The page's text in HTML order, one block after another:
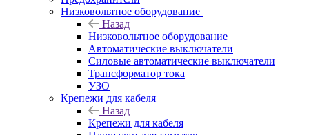
Низковольтное оборудование
Назад
Низковольтное оборудование
Автоматические выключатели
Силовые автоматические выключатели
Трансформатор тока
УЗО
Крепежи для кабеля
Назад
Крепежи для кабеля